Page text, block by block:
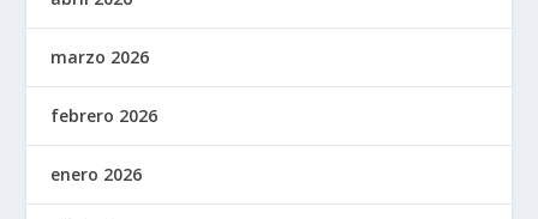
marzo 2026
febrero 2026
enero 2026